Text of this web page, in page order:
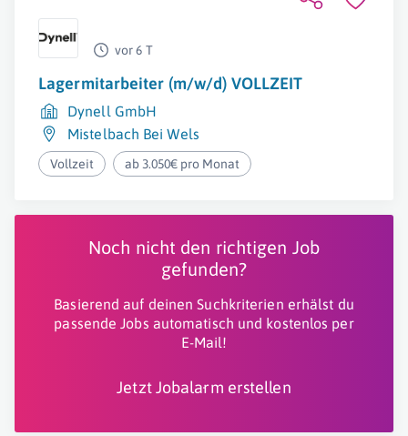
vor 6 T
Lagermitarbeiter (m/w/d) VOLLZEIT
Dynell GmbH
Mistelbach Bei Wels
Vollzeit ab 3.050€ pro Monat
Noch nicht den richtigen Job
gefunden?
Basierend auf deinen Suchkriterien erhälst du
passende Jobs automatisch und kostenlos per
E-Mail!
Jetzt Jobalarm erstellen